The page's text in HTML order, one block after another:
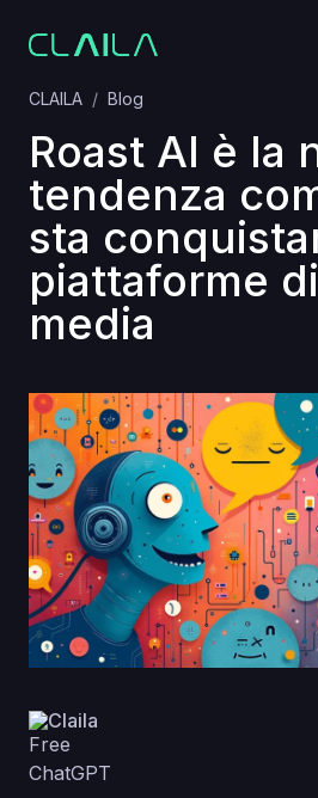
CLAILA Blog
Roast AI è la
tendenza
sta
piattaforme
media
Claila